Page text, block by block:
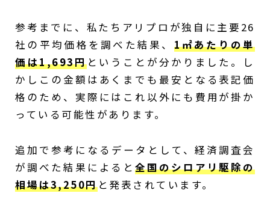
参考までに、私たちアリプロが独自に主要26
社の平均価格を調べた結果、 1㎡あたりの単
価は1,693円ということが分かりました。し
かしこの金額はあくまでも最安となる表記価
格のため、実際にはこれ以外にも費用が掛か
っている可能性があります。
追加で参考になるデータとして、経済調査会
が調べた結果によると全国のシロアリ駆除の
相場は3,250円と発表されています。